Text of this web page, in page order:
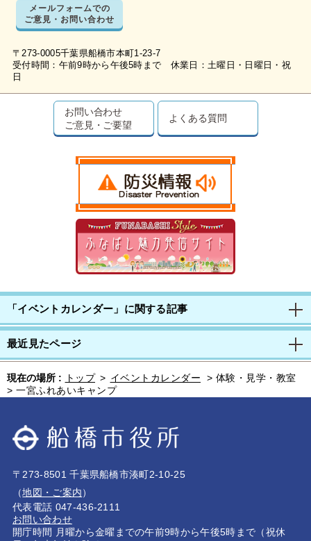
メールフォームでの
ご意見・お問い合わせ
〒273-0005千葉県船橋市本町1-23-7
受付時間：午前9時から午後5時まで 休業日：土曜日・日曜日・祝
日
お問い合わせ
ご意見・ご要望
よくある質問
「イベントカレンダー」に関する記事
最近見たページ
現在の場所 : トップ > イベントカレンダー > 体験・見学・教室
> 一宮ふれあいキャンプ
〒273-8501 千葉県船橋市湊町2-10-25
（地図・ご案内）
代表電話 047-436-2111
お問い合わせ
開庁時間 月曜から金曜までの午前9時から午後5時まで（祝休